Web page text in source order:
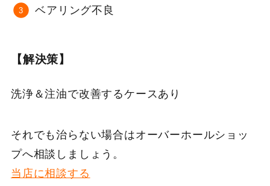
ベアリング不良
【解決策】
洗浄＆注油で改善するケースあり
それでも治らない場合はオーバーホールショッ
プへ相談しましょう。
当店に相談する